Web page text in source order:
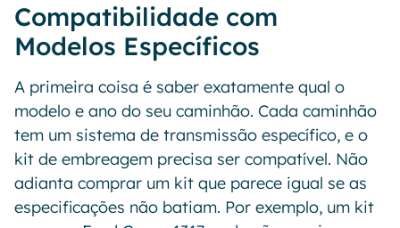
Compatibilidade com
Modelos Específicos
A primeira coisa é saber exatamente qual o
modelo e ano do seu caminhão. Cada caminhão
tem um sistema de transmissão específico, e o
kit de embreagem precisa ser compatível. Não
adianta comprar um kit que parece igual se as
especificações não batiam. Por exemplo, um kit